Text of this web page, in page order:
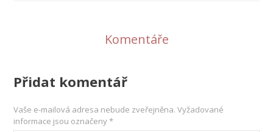
Komentáře
Přidat komentář
Vaše e-mailová adresa nebude zveřejněna. Vyžadované
informace jsou označeny*